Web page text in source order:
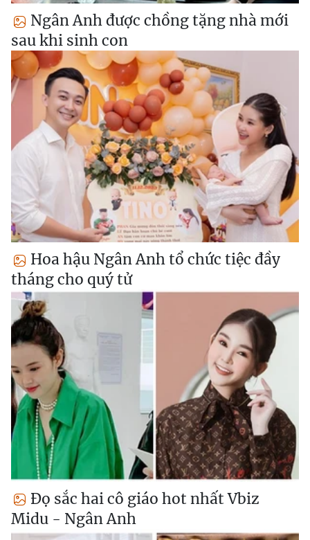
Ngân Anh được chồng tặng nhà mới
sau khi sinh con
Hoa hậu Ngân Anh tổ chức tiệc đầy
tháng cho quý tử
Đọ sắc hai cô giáo hot nhất Vbiz
Midu - Ngân Anh